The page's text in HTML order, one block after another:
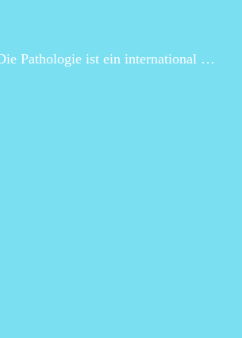
Pathologie ist ein international …